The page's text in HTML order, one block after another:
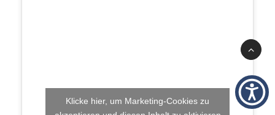
Klicke hier, um Marketing-Cookies zu